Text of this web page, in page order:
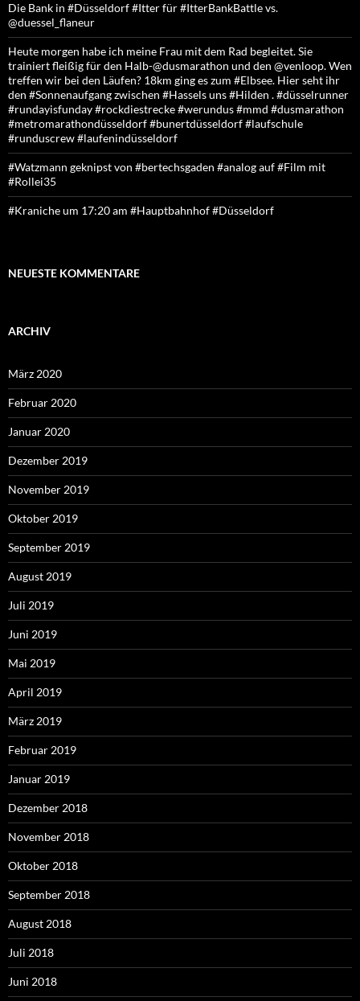
Die Bank in #Düsseldorf #Itter für #ItterBankBattle vs.
@duessel_flaneur
Heute morgen habe ich meine Frau mit dem Rad begleitet. Sie
trainiert fleißig für den Halb-@dusmarathon und den @venloop. Wen
treffen wir bei den Läufen? 18km ging es zum #Elbsee. Hier seht ihr
den #Sonnenaufgang zwischen #Hassels uns #Hilden . #düsselrunner
#rundayisfunday #rockdiestrecke #werundus #mmd #dusmarathon
#metromarathondüsseldorf #bunertdüsseldorf #laufschule
#runduscrew #laufenindüsseldorf
#Watzmann geknipst von #bertechsgaden #analog auf #Film mit
#Rollei35
#Kraniche um 17:20 am #Hauptbahnhof #Düsseldorf
NEUESTE KOMMENTARE
ARCHIV
März 2020
Februar 2020
Januar 2020
Dezember 2019
November 2019
Oktober 2019
September 2019
August 2019
Juli 2019
Juni 2019
Mai 2019
April 2019
März 2019
Februar 2019
Januar 2019
Dezember 2018
November 2018
Oktober 2018
September 2018
August 2018
Juli 2018
Juni 2018